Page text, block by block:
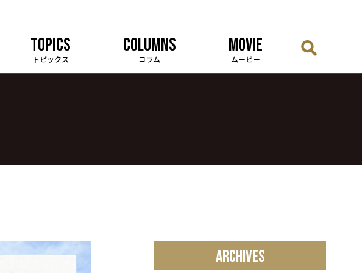
TOPICS
トピックス
COLUMNS
コラム
MOVIE
ムービー
ARCHIVES